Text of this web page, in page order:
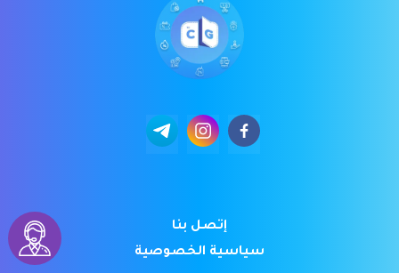
إتصل بنا
سياسية الخصوصية